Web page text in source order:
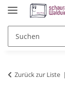
Zurück zur Liste